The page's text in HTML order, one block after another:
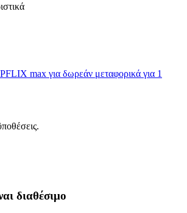
max για δωρεάν μεταφορικά για 1
διαθέσιμο